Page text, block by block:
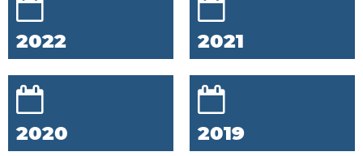
2022 2021
2020 2019